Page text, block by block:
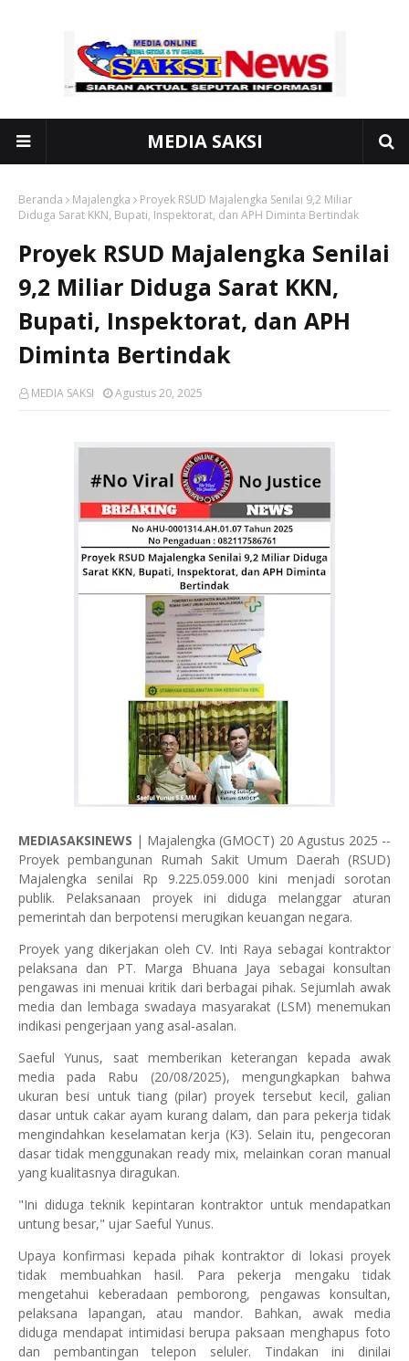
MEDIA SAKSI
Beranda Majalengka
Proyek RSUD Majalengka Senilai 9,2 Miliar
Diduga Sarat KKN, Bupati, Inspektorat, dan APH Diminta Bertindak
Proyek RSUD Majalengka Senilai
9,2 Miliar Diduga Sarat KKN,
Bupati, Inspektorat, dan APH
Diminta Bertindak
MEDIA SAKSI Agustus 20, 2025
MEDIASAKSINEWS | Majalengka (GMOCT) 20 Agustus 2025 --
Proyek pembangunan Rumah Sakit Umum Daerah (RSUD)
Majalengka senilai Rp 9.225.059.000 kini menjadi sorotan
publik. Pelaksanaan proyek ini diduga melanggar aturan
pemerintah dan berpotensi merugikan keuangan negara.
Proyek yang dikerjakan oleh CV. Inti Raya sebagai kontraktor
pelaksana dan PT. Marga Bhuana Jaya sebagai konsultan
pengawas ini menuai kritik dari berbagai pihak. Sejumlah awak
media dan lembaga swadaya masyarakat (LSM) menemukan
indikasi pengerjaan yang asal-asalan.
Saeful Yunus, saat memberikan keterangan kepada awak
media pada Rabu (20/08/2025), mengungkapkan bahwa
ukuran besi untuk tiang (pilar) proyek tersebut kecil, galian
dasar untuk cakar ayam kurang dalam, dan para pekerja tidak
mengindahkan keselamatan kerja (K3). Selain itu, pengecoran
dasar tidak menggunakan ready mix, melainkan coran manual
yang kualitasnya diragukan.
"Ini diduga teknik kepintaran kontraktor untuk mendapatkan
untung besar," ujar Saeful Yunus.
Upaya konfirmasi kepada pihak kontraktor di lokasi proyek
tidak membuahkan hasil. Para pekerja mengaku tidak
mengetahui keberadaan pemborong, pengawas konsultan,
pelaksana lapangan, atau mandor. Bahkan, awak media
diduga mendapat intimidasi berupa paksaan menghapus foto
dan pembantingan telepon seluler. Tindakan ini dinilai